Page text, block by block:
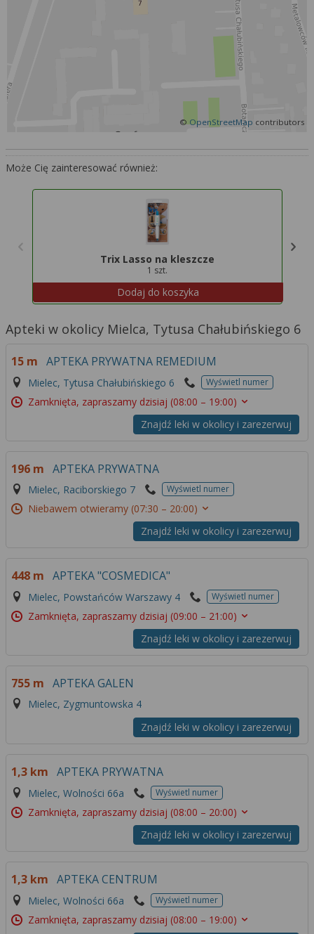
©OpenStreetMap contributors
Może Cię zainteresować również:
Trix Lasso na kleszcze
1 szt.
Dodaj do koszyka
Apteki w okolicy Mielca, Tytusa Chałubińskiego 6
15 m APTEKA PRYWATNA REMEDIUM
Mielec, Tytusa Chałubińskiego 6 Wyświetl numer
Zamknięta, zapraszamy dzisiaj (08:00 – 19:00)
Znajdź leki w okolicy i zarezerwuj
196 m APTEKA PRYWATNA
Mielec, Raciborskiego 7 Wyświetl numer
Niebawem otwieramy (07:30 – 20:00)
Znajdź leki w okolicy i zarezerwuj
448 m APTEKA "COSMEDICA"
Mielec, Powstańców Warszawy 4 Wyświetl numer
Zamknięta, zapraszamy dzisiaj (09:00 – 21:00)
Znajdź leki w okolicy i zarezerwuj
755 m APTEKA GALEN
Mielec, Zygmuntowska 4
Znajdź leki w okolicy i zarezerwuj
1,3 km APTEKA PRYWATNA
Mielec, Wolności 66a Wyświetl numer
Zamknięta, zapraszamy dzisiaj (08:00 – 20:00)
Znajdź leki w okolicy i zarezerwuj
1,3 km APTEKA CENTRUM
Mielec, Wolności 66a Wyświetl numer
Zamknięta, zapraszamy dzisiaj (08:00 – 19:00)
Więcej informacji na temat wykorzystywania
narzędzi zewnętrznych w naszym serwisie